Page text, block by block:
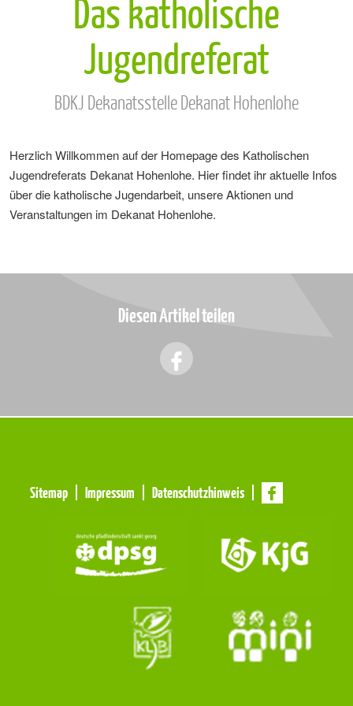
Das katholische
Jugendreferat
BDKJ Dekanatsstelle Dekanat Hohenlohe
Herzlich Willkommen auf der Homepage des Katholischen
Jugendreferats Dekanat Hohenlohe. Hier findet ihr aktuelle Infos
über die katholische Jugendarbeit, unsere Aktionen und
Veranstaltungen im Dekanat Hohenlohe.
Diesen Artikel teilen
Navigation
Navigation
Sitemap Impressum Datenschutzhinweis